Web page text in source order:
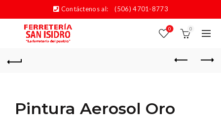
Contáctenos al: (506) 4701-8773
0 0
Pintura Aerosol Oro